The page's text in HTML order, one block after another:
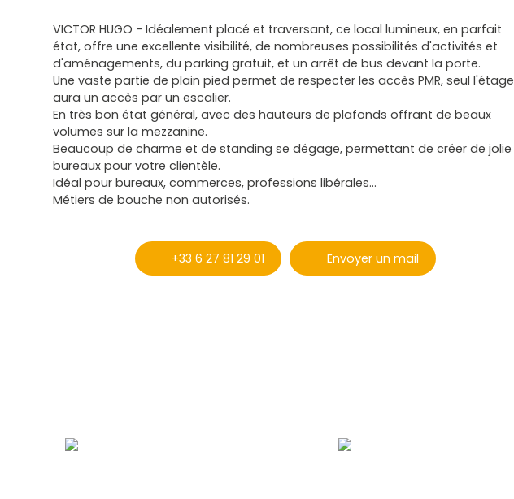
VICTOR HUGO - Idéalement placé et traversant, ce local lumineux, en parfait
état, offre une excellente visibilité, de nombreuses possibilités d'activités et
d'aménagements, du parking gratuit, et un arrêt de bus devant la porte.
Une vaste partie de plain pied permet de respecter les accès PMR, seul l'étage
aura un accès par un escalier.
En très bon état général, avec des hauteurs de plafonds offrant de beaux
volumes sur la mezzanine.
Beaucoup de charme et de standing se dégage, permettant de créer de jolie
bureaux pour votre clientèle.
Idéal pour bureaux, commerces, professions libérales...
Métiers de bouche non autorisés.
+33 6 27 81 29 01 Envoyer un mail